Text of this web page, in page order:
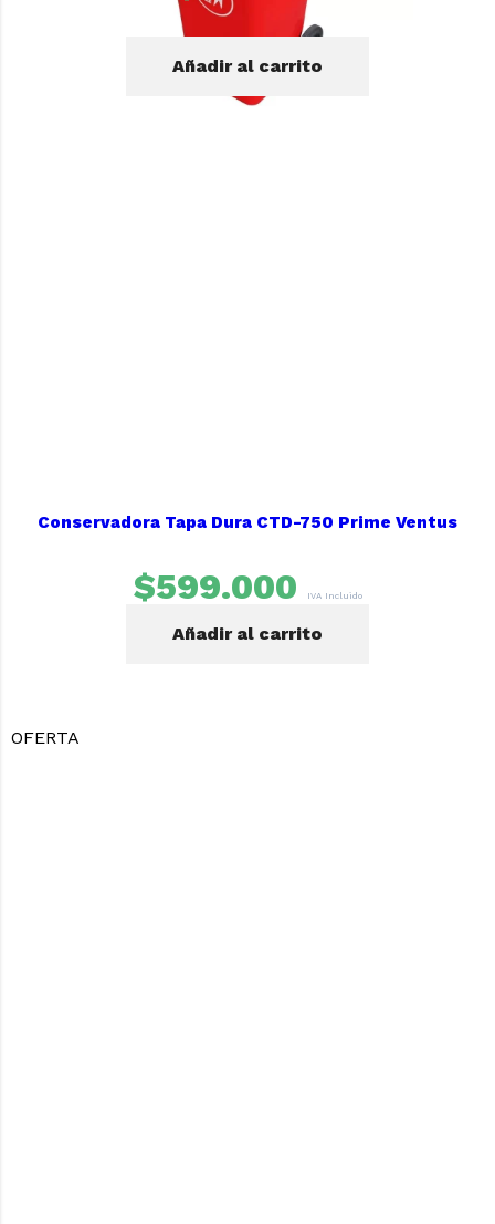
Añadir al carrito
Conservadora Tapa Dura CTD-750 Prime Ventus
$599.000 IVA Incluido
Añadir al carrito
OFERTA